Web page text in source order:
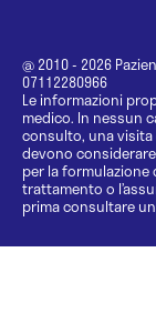
@ 2010 - 2026
07112280966
Le informazioni
medico. In nessun
consulto, una
devono
per la formulazione
trattamento o
prima consultare